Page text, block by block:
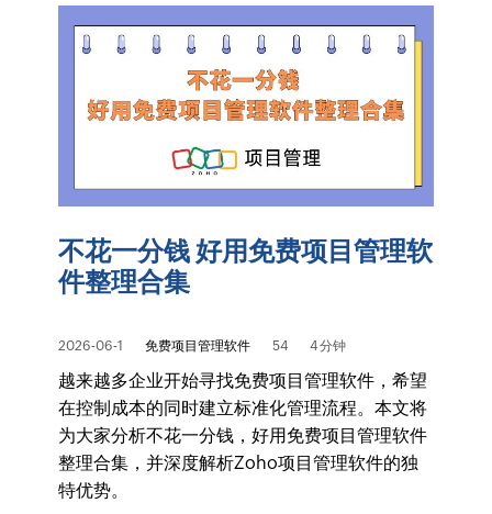
不花一分钱 好用免费项目管理软
件整理合集
2026-06-1 免费项目管理软件 54 4 分钟
越来越多企业开始寻找免费项目管理软件，希望
在控制成本的同时建立标准化管理流程。本文将
为大家分析不花一分钱，好用免费项目管理软件
整理合集，并深度解析Zoho项目管理软件的独
特优势。